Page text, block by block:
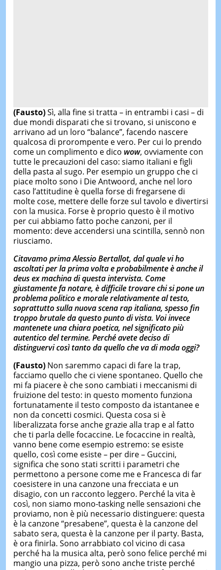
(Fausto)Sì, alla fine si tratta – in entrambi i casi – di
due mondi disparati che si trovano, si uniscono e
arrivano ad un loro “balance”, facendo nascere
qualcosa di prorompente e vero. Per cui lo prendo
come un complimento e dico wow, ovviamente con
tutte le precauzioni del caso: siamo italiani e figli
della pasta al sugo. Per esempio un gruppo che ci
piace molto sono i Die Antwoord, anche nel loro
caso l’attitudine è quella forse di fregarsene di
molte cose, mettere delle forze sul tavolo e divertirsi
con la musica. Forse è proprio questo è il motivo
per cui abbiamo fatto poche canzoni, per il
momento: deve accendersi una scintilla, sennò non
riusciamo.
Citavamo prima Alessio Bertallot, dal quale vi ho
ascoltati per la prima volta e probabilmente è anche il
deus ex machina di questa intervista. Come
giustamente fa notare, è difficile trovare chi si pone un
problema politico e morale relativamente al testo,
soprattutto sulla nuova scena rap italiana, spesso fin
troppo brutale da questo punto di vista. Voi invece
mantenete una chiara poetica, nel significato più
autentico del termine. Perché avete deciso di
distinguervi così tanto da quello che va di moda oggi?
(Fausto)Non saremmo capaci di fare la trap,
facciamo quello che ci viene spontaneo. Quello che
mi fa piacere è che sono cambiati i meccanismi di
fruizione del testo: in questo momento funziona
fortunatamente il testo composto da istantanee e
non da concetti cosmici. Questa cosa si è
liberalizzata forse anche grazie alla trap e al fatto
che ti parla delle focaccine. Le focaccine in realtà,
vanno bene come esempio estremo: se esiste
quello, così come esiste – per dire – Guccini,
significa che sono stati scritti i parametri che
permettono a persone come me e Francesca di far
coesistere in una canzone una frecciata e un
disagio, con un racconto leggero. Perché la vita è
così, non siamo mono-tasking nelle sensazioni che
proviamo, non è più necessario distinguere: questa
è la canzone “presabene”, questa è la canzone del
sabato sera, questa è la canzone per il party. Basta,
è ora finirla. Sono arrabbiato col vicino di casa
perché ha la musica alta, però sono felice perché mi
mangio una pizza, però sono anche triste perché